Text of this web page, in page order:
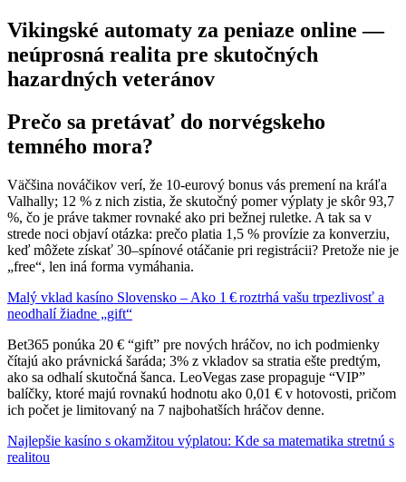
Vikingské automaty za peniaze online —
neúprosná realita pre skutočných
hazardných veteránov
Prečo sa pretávať do norvégskeho
temného mora?
Väčšina nováčikov verí, že 10‑eurový bonus vás premení na kráľa
Valhally; 12 % z nich zistia, že skutočný pomer výplaty je skôr 93,7
%, čo je práve takmer rovnaké ako pri bežnej ruletke. A tak sa v
strede noci objaví otázka: prečo platia 1,5 % provízie za konverziu,
keď môžete získať 30–spínové otáčanie pri registrácii? Pretože nie je
„free“, len iná forma vymáhania.
Malý vklad kasíno Slovensko – Ako 1 € roztrhá vašu trpezlivosť a
neodhalí žiadne „gift“
Bet365 ponúka 20 € “gift” pre nových hráčov, no ich podmienky
čítajú ako právnická šaráda; 3% z vkladov sa stratia ešte predtým,
ako sa odhalí skutočná šanca. LeoVegas zase propaguje “VIP”
balíčky, ktoré majú rovnakú hodnotu ako 0,01 € v hotovosti, pričom
ich počet je limitovaný na 7 najbohatších hráčov denne.
Najlepšie kasíno s okamžitou výplatou: Kde sa matematika stretnú s
realitou